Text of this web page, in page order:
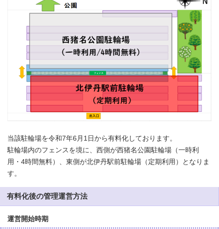
当該駐輪場を令和7年6月1日から有料化しております。
駐輪場内のフェンスを境に、西側が西猪名公園駐輪場（一時利
用・4時間無料）、東側が北伊丹駅前駐輪場（定期利用）となりま
す。
有料化後の管理運営方法
運営開始時期